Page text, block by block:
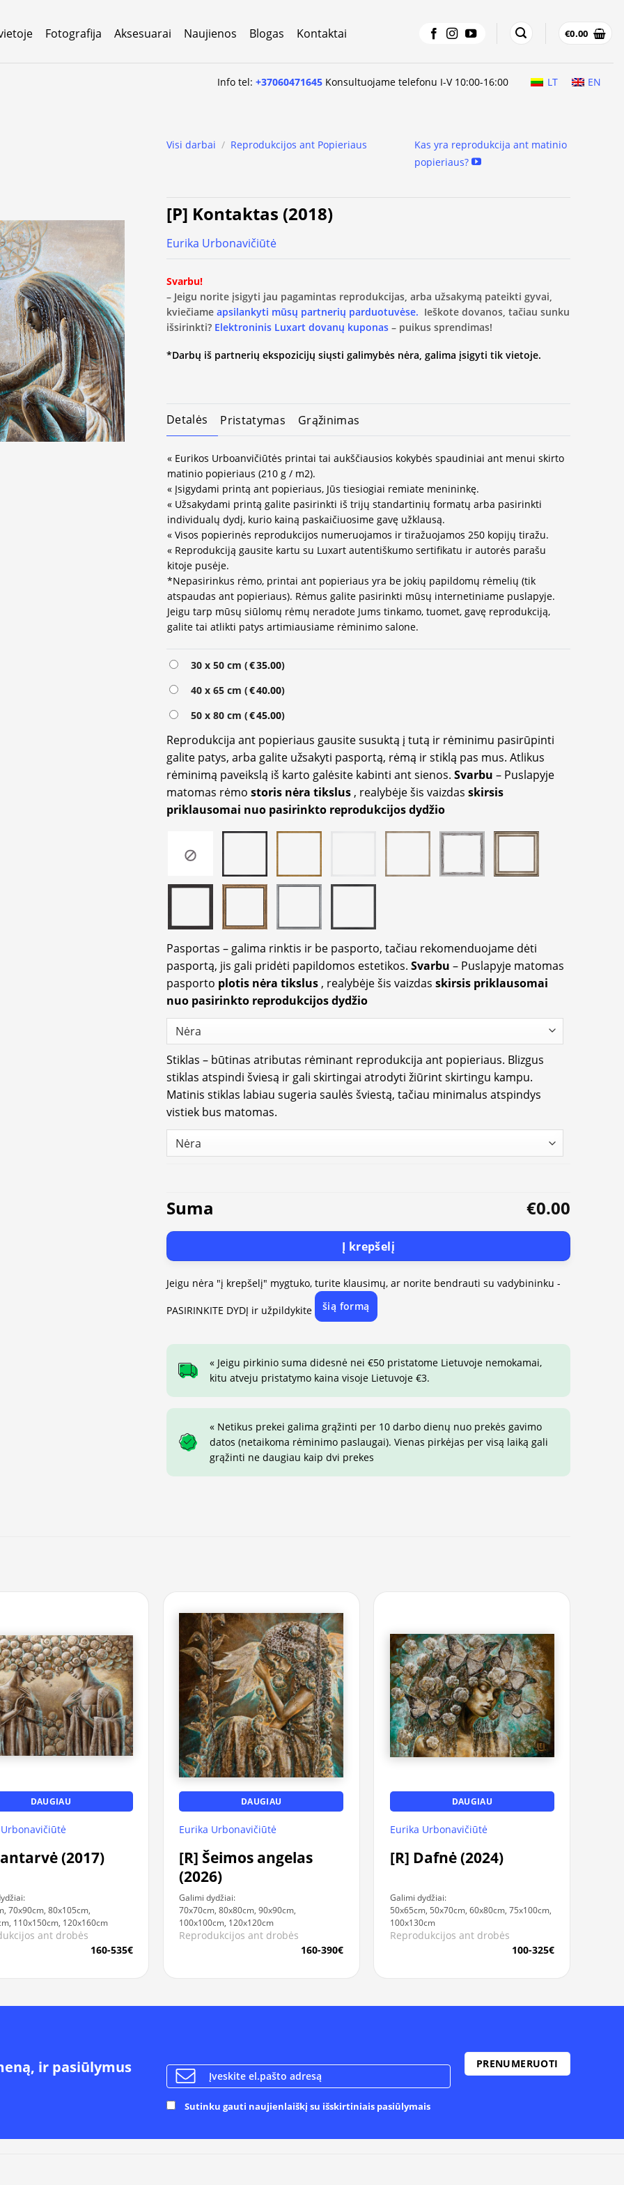
Fotografija Aksesuarai Naujienos Blogas Kontaktai €0.00
Info tel:+37060471645 Konsultuojame telefonu I-V 10:00-16:00 LT EN
Visi darbai / Reprodukcijos ant Popieriaus
Kas yra reprodukcija ant matinio
popieriaus?
[P] Kontaktas (2018)
Eurika Urbonavičiūtė
Svarbu!
– Jeigu norite įsigyti jau pagamintas reprodukcijas, arba užsakymą pateikti gyvai,
kviečiame apsilankyti mūsų partnerių parduotuvėse. Ieškote dovanos, tačiau sunku
išsirinkti? Elektroninis Luxart dovanų kuponas – puikus sprendimas!
*Darbų iš partnerių ekspozicijų siųsti galimybės nėra, galima įsigyti tik vietoje.
Detalės Pristatymas Grąžinimas
« Eurikos Urboanvičiūtės printai tai aukščiausios kokybės spaudiniai ant menui skirto
matinio popieriaus (210 g / m2).
« Įsigydami printą ant popieriaus, Jūs tiesiogiai remiate menininkę.
« Užsakydami printą galite pasirinkti iš trijų standartinių formatų arba pasirinkti
individualų dydį, kurio kainą paskaičiuosime gavę užklausą.
« Visos popierinės reprodukcijos numeruojamos ir tiražuojamos 250 kopijų tiražu.
« Reprodukciją gausite kartu su Luxart autentiškumo sertifikatu ir autorės parašu
kitoje pusėje.
*Nepasirinkus rėmo, printai ant popieriaus yra be jokių papildomų rėmelių (tik
atspaudas ant popieriaus). Rėmus galite pasirinkti mūsų internetiniame puslapyje.
Jeigu tarp mūsų siūlomų rėmų neradote Jums tinkamo, tuomet, gavę reprodukciją,
galite tai atlikti patys artimiausiame rėminimo salone.
30 x 50 cm (€35.00)
40 x 65 cm (€40.00)
50 x 80 cm (€45.00)
Reprodukcija ant popieriaus gausite susuktą į tutą ir rėminimu pasirūpinti
galite patys, arba galite užsakyti pasportą, rėmą ir stiklą pas mus. Atlikus
rėminimą paveikslą iš karto galėsite kabinti ant sienos. Svarbu – Puslapyje
matomas rėmo storis nėra tikslus , realybėje šis vaizdas skirsis
priklausomai nuo pasirinkto reprodukcijos dydžio
Pasportas – galima rinktis ir be pasporto, tačiau rekomenduojame dėti
pasportą, jis gali pridėti papildomos estetikos. Svarbu – Puslapyje matomas
pasporto plotis nėra tikslus , realybėje šis vaizdas skirsis priklausomai
nuo pasirinkto reprodukcijos dydžio
Stiklas – būtinas atributas rėminant reprodukcija ant popieriaus. Blizgus
stiklas atspindi šviesą ir gali skirtingai atrodyti žiūrint skirtingu kampu.
Matinis stiklas labiau sugeria saulės šviestą, tačiau minimalus atspindys
vistiek bus matomas.
Suma €0.00
Į krepšelį
Alternative:
Jeigu nėra "į krepšelį" mygtuko, turite klausimų, ar norite bendrauti su vadybininku -
PASIRINKITE DYDĮ ir užpildykite šią formą
« Jeigu pirkinio suma didesnė nei €50 pristatome Lietuvoje nemokamai,
kitu atveju pristatymo kaina visoje Lietuvoje €3.
« Netikus prekei galima grąžinti per 10 darbo dienų nuo prekės gavimo
datos (netaikoma rėminimo paslaugai). Vienas pirkėjas per visą laiką gali
grąžinti ne daugiau kaip dvi prekes
DAUGIAU
(2017)
70x90cm, 80x105cm,
110x150cm, 120x160cm
ant drobės
160-535€
DAUGIAU
Eurika Urbonavičiūtė
[R] Šeimos angelas
(2026)
Galimi dydžiai:
70x70cm, 80x80cm, 90x90cm,
100x100cm, 120x120cm
Reprodukcijos ant drobės
160-390€
DAUGIAU
Eurika Urbonavičiūtė
[R] Dafnė (2024)
Galimi dydžiai:
50x65cm, 50x70cm, 60x80cm, 75x100cm,
100x130cm
Reprodukcijos ant drobės
100-325€
ir pasiūlymus
Sutinku gauti naujienlaiškį su išskirtiniais pasiūlymais